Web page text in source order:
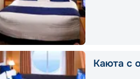
Каюта с